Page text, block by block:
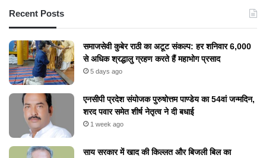
Recent Posts
समाजसेवी कुबेर राठी का अटूट संकल्प: हर शनिवार 6,000
से अधिक श्रद्धालु ग्रहण करते हैं महाभोग प्रसाद
5 days ago
एनसीपी प्रदेश संयोजक पुरुषोत्तम पाण्डेय का 54वां जन्मदिन,
शरद पवार समेत शीर्ष नेतृत्व ने दी बधाई
1 week ago
​साय सरकार में खाद की किल्लत और बिजली बिल का